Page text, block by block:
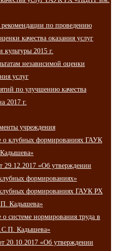
по проведению
качества оказания услуг
культуры 2015 г.
независимой оценки
услуг
по улучшению качества
2017 г.
учреждения
о клубных формированиях ГАУК
29.12.2017 «Об утверждении
формированиях»
формированиях ГАУК РХ
Кадышева»
системе нормирования труда в
Кадышева»
20.10.2017 «Об утверждении